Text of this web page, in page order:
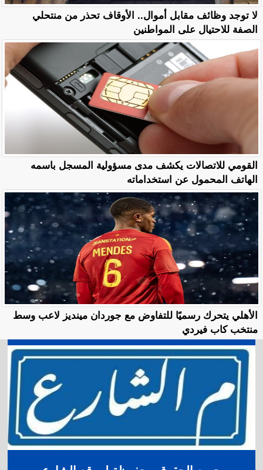
لا توجد وظائف مقابل أموال.. الأوقاف تحذر من منتحلي
الصفة للاحتيال على المواطنين
القومي للاتصالات يكشف مدى مسؤولية المسجل باسمه
الهاتف المحمول عن استخداماته
الأهلي يتحرك رسميًا للتفاوض مع جوردان مينديز لاعب وسط
منتخب كاب فيردي